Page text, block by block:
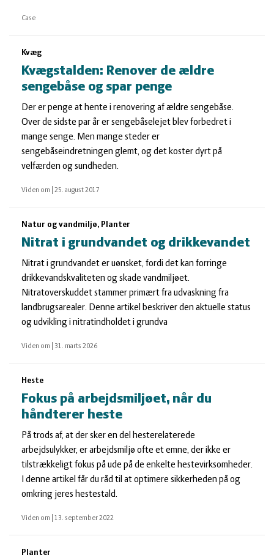
Case
Kvæg
Kvægstalden: Renover de ældre
sengebåse og spar penge
Der er penge at hente i renovering af ældre sengebåse.
Over de sidste par år er sengebåselejet blev forbedret i
mange senge. Men mange steder er
sengebåseindretningen glemt, og det koster dyrt på
velfærden og sundheden.
Viden om 25. august 2017
Natur og vandmiljø, Planter
Nitrat i grundvandet og drikkevandet
Nitrat i grundvandet er uønsket, fordi det kan forringe
drikkevandskvaliteten og skade vandmiljøet.
Nitratoverskuddet stammer primært fra udvaskning fra
landbrugsarealer. Denne artikel beskriver den aktuelle status
og udvikling i nitratindholdet i grundva
Viden om 31. marts 2026
Heste
Fokus på arbejdsmiljøet, når du
håndterer heste
På trods af, at der sker en del hesterelaterede
arbejdsulykker, er arbejdsmiljø ofte et emne, der ikke er
tilstrækkeligt fokus på ude på de enkelte hestevirksomheder.
I denne artikel får du råd til at optimere sikkerheden på og
omkring jeres hestestald.
Viden om 13. september 2022
Planter